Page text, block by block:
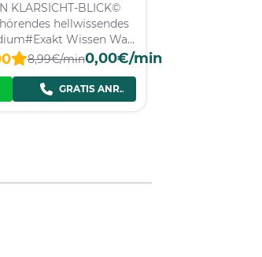
KLARSICHT-BLICK©
hellwissendes
Wissen Was
8,99€/min0,00€/min
GRATIS ANRUF